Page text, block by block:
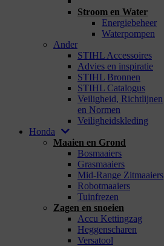
Stroom en Water
Energiebeheer
Waterpompen
Ander
STIHL Accessoires
Advies en inspiratie
STIHL Bronnen
STIHL Catalogus
Veiligheid, Richtlijnen
en Normen
Veiligheidskleding
Honda
Maaien en Grond
Bosmaaiers
Grasmaaiers
Mid-Range Zitmaaiers
Robotmaaiers
Tuinfrezen
Zagen en snoeien
Accu Kettingzag
Heggenscharen
Versatool